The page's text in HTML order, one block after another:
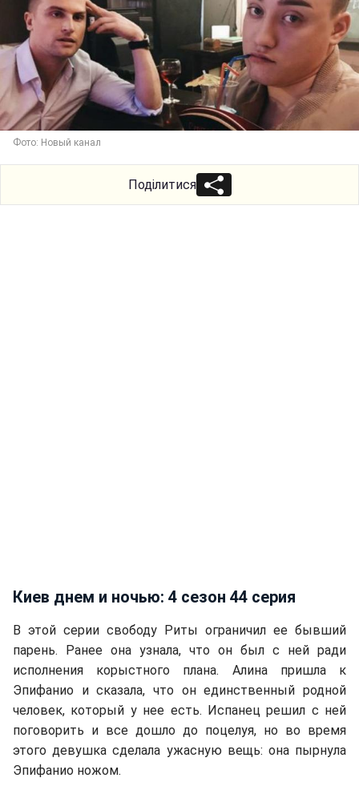
Фото: Новый канал
Поділитися
Киев днем и ночью: 4 сезон 44 серия
В этой серии свободу Риты ограничил ее бывший
парень. Ранее она узнала, что он был с ней ради
исполнения корыстного плана. Алина пришла к
Эпифанио и сказала, что он единственный родной
человек, который у нее есть. Испанец решил с ней
поговорить и все дошло до поцелуя, но во время
этого девушка сделала ужасную вещь: она пырнула
Эпифанио ножом.